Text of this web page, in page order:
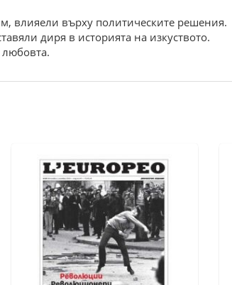
влияели върху политическите решения.
диря в историята на изкуството.